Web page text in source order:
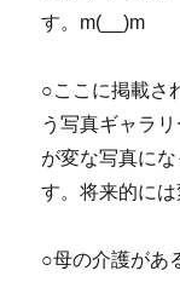
す。m(__)m
○ここに掲載さ
う写真ギャラ
が変な写真に
す。将来的には
○母の介護があ